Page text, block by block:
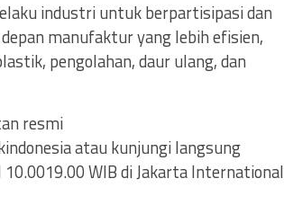
industri untuk berpartisipasi dan
manufaktur yang lebih efisien,
pengolahan, daur ulang, dan
resmi
atau kunjungi langsung
10.0019.00 WIB di Jakarta International